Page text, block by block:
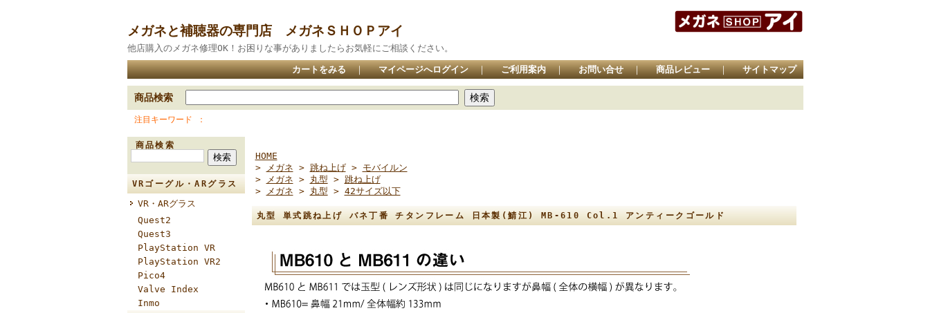
メガネと補聴器の専門店 メガネＳＨＯＰアイ
他店購入のメガネ修理OK！お困りな事がありましたらお気軽にご相談ください。
カートをみる ｜ マイページへログイン ｜ ご利用案内 ｜ お問い合せ ｜ 商品レビュー ｜ サイトマップ
商品検索
注目キーワード
商品検索
VRゴーグル・ARグラス
VR・ARグラス
Quest2
Quest3
PlayStation VR
PlayStation VR2
Pico4
Valve Index
Inmo
HOME
>
メガネ > 跳ね上げ> モバイルン
>
メガネ > 丸型 > 跳ね上げ
>
メガネ > 丸型 > 42サイズ以下
丸型 単式跳ね上げ バネ丁番 チタンフレーム 日本製(鯖江) MB-610 Col.1 アンティークゴールド